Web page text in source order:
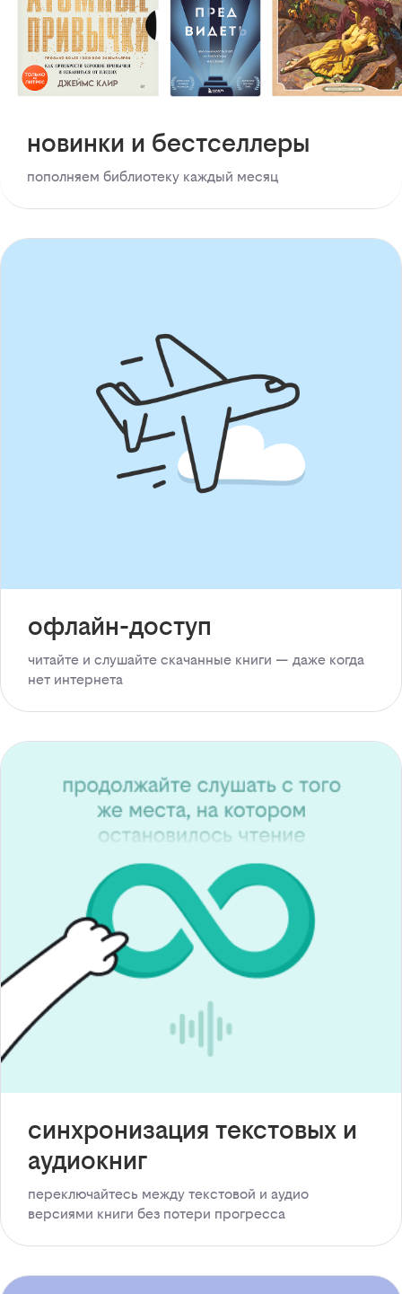
новинки и бестселлеры
пополняем библиотеку каждый месяц
офлайн-доступ
читайте и слушайте скачанные книги — даже когда
нет интернета
синхронизация текстовых и
аудиокниг
переключайтесь между текстовой и аудио
версиями книги без потери прогресса